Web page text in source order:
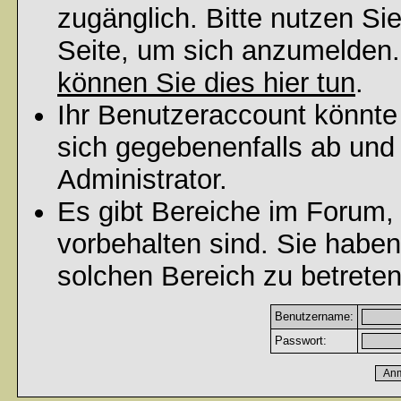
zugänglich. Bitte nutzen
Seite, um sich
können Sie dies hier tun.
Ihr Benutzeraccount
sich gegebenenfalls ab
Administrator.
Es gibt Bereiche im
vorbehalten sind. Sie
solchen Bereich zu
Benutzername:
Passwort: